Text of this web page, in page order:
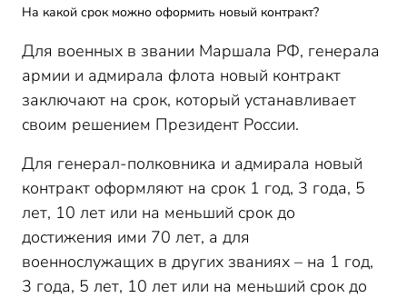
На какой срок можно оформить новый контракт?
Для военных в звании Маршала РФ, генерала
армии и адмирала флота новый контракт
заключают на срок, который устанавливает
своим решением Президент России.
Для генерал-полковника и адмирала новый
контракт оформляют на срок 1 год, 3 года, 5
лет, 10 лет или на меньший срок до
достижения ими 70 лет, а для
военнослужащих в других званиях – на 1 год,
3 года, 5 лет, 10 лет или на меньший срок до